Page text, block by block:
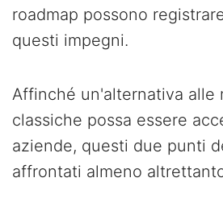
roadmap possono
questi impegni.
Affinché un'alternativa alle
classiche possa essere
aziende, questi due punti
affrontati almeno